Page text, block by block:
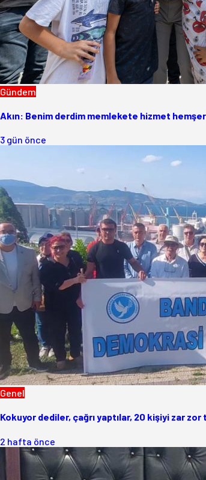
Gündem
Akın: Benim derdim memlekete hizmet
3 gün önce
Genel
Kokuyor dediler, çağrı yaptılar, 20 kişiyi zar zor
2 hafta önce